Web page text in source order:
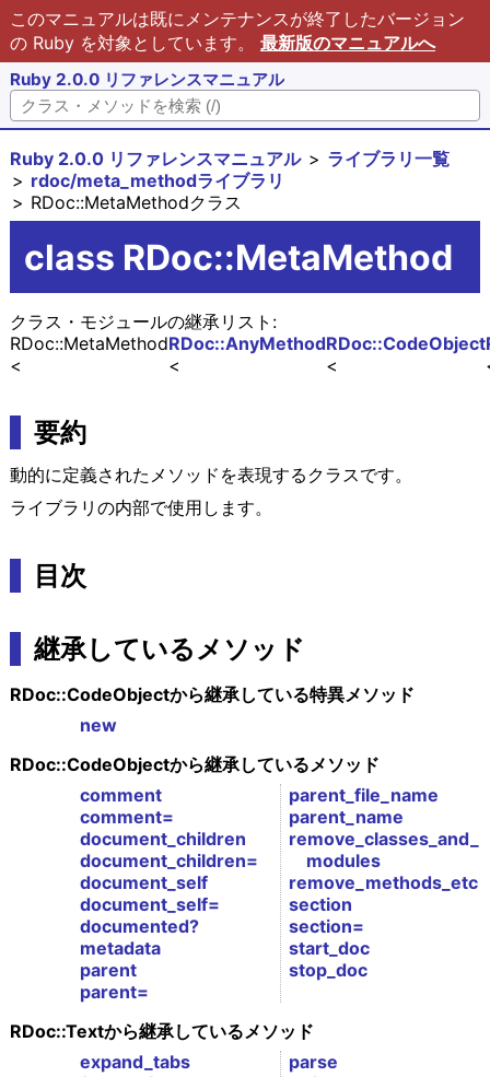
このマニュアルは既にメンテナンスが終了したバージョン
の Ruby を対象としています。 最新版のマニュアルへ
Ruby 2.0.0 リファレンスマニュアル
Ruby 2.0.0 リファレンスマニュアル
ライブラリ一覧
rdoc/meta_methodライブラリ
RDoc::MetaMethodクラス
class RDoc::MetaMethod
クラス・モジュールの継承リスト:
RDoc::CodeObject
RDoc::AnyMethod
RDoc::MetaMethod
要約
動的に定義されたメソッドを表現するクラスです。
ライブラリの内部で使用します。
目次
継承しているメソッド
RDoc::CodeObjectから継承している特異メソッド
new
RDoc::CodeObjectから継承しているメソッド
comment
comment=
document_children
document_children=
document_self
document_self=
documented?
metadata
parent
parent=
parent_file_name
parent_name
remove_classes_and_
modules
remove_methods_etc
section
section=
start_doc
stop_doc
RDoc::Textから継承しているメソッド
expand_tabs
parse